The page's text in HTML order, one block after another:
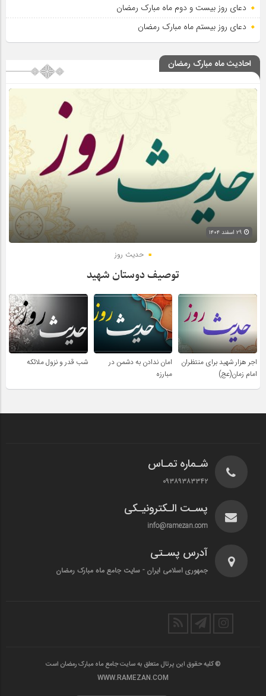
دعای روز بیست و دوم ماه مبارک رمضان
دعای روز بیستم ماه مبارک رمضان
احادیث ماه مبارک رمضان
حدیث روز
توصیف دوستان شهید
اجر هزار شهید برای منتظران
امام زمان(عج)
امان ندادن به دشمن در
مبارزه
شب قدر و نزول ملائکه
شـماره تمـاس
۰۹۳۸۹۳۸۳۳۴۲
پسـت الـکترونیـکی
info@ramezan.com
آدرس پسـتی
جمهوری اسلامی ایران - سایت جامع ماه مبارک رمضان
© کلیه حقوق این پرتال متعلق به سایت جامع ماه مبارک رمضان است
WWW.RAMEZAN.COM